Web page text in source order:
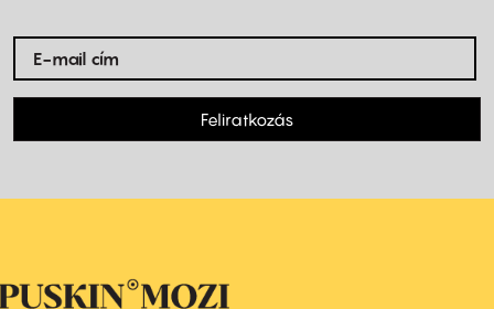
Feliratkozás